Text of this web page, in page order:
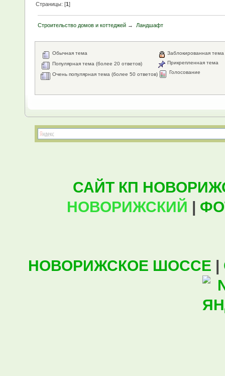
Страницы: [1]
Строительство домов и коттеджей → Ландшафт
Обычная тема
Популярная тема (более 20 ответов)
Очень популярная тема (более 50 ответов)
Заблокированная тема
Прикрепленная тема
Голосование
САЙТ КП
НОВОРИЖСКИЙ |
НОВОРИЖСКОЕ ШОССЕ |